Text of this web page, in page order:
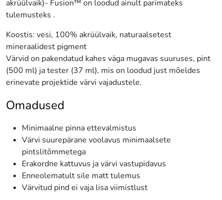
akrüülvaik)- Fusion™ on loodud ainult parimateks
tulemusteks .
Koostis: vesi, 100% akrüülvaik, naturaalsetest
mineraalidest pigment
Värvid on pakendatud kahes väga mugavas suuruses, pint
(500 ml) ja tester (37 ml), mis on loodud just mõeldes
erinevate projektide värvi vajadustele.
Omadused
Minimaalne pinna ettevalmistus
Värvi suurepärane voolavus minimaalsete
pintslitõmmetega
Erakordne kattuvus ja värvi vastupidavus
Enneolematult sile matt tulemus
Värvitud pind ei vaja lisa viimistlust